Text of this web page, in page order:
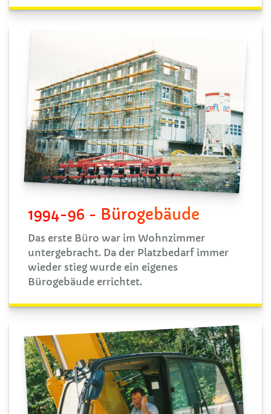
1994-96 - Bürogebäude
Das erste Büro war im Wohnzimmer
untergebracht. Da der Platzbedarf immer
wieder stieg wurde ein eigenes
Bürogebäude errichtet.